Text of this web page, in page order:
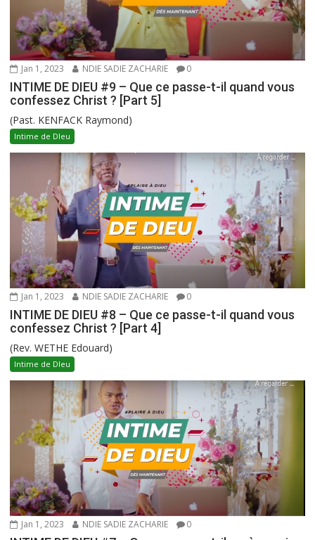
Jan 1, 2023 NDIE SADIE ZACHARIE 0
INTIME DE DIEU #9 – Que ce passe-t-il quand vous
confessez Christ ? [Part 5]
(Past. KENFACK Raymond)
Intime de DIeu
Jan 1, 2023 NDIE SADIE ZACHARIE 0
INTIME DE DIEU #8 – Que ce passe-t-il quand vous
confessez Christ ? [Part 4]
(Rev. WETHE Edouard)
Intime de DIeu
Jan 1, 2023 NDIE SADIE ZACHARIE 0